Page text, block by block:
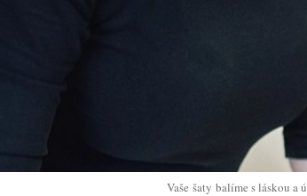
Vaše šaty balíme s láskou a